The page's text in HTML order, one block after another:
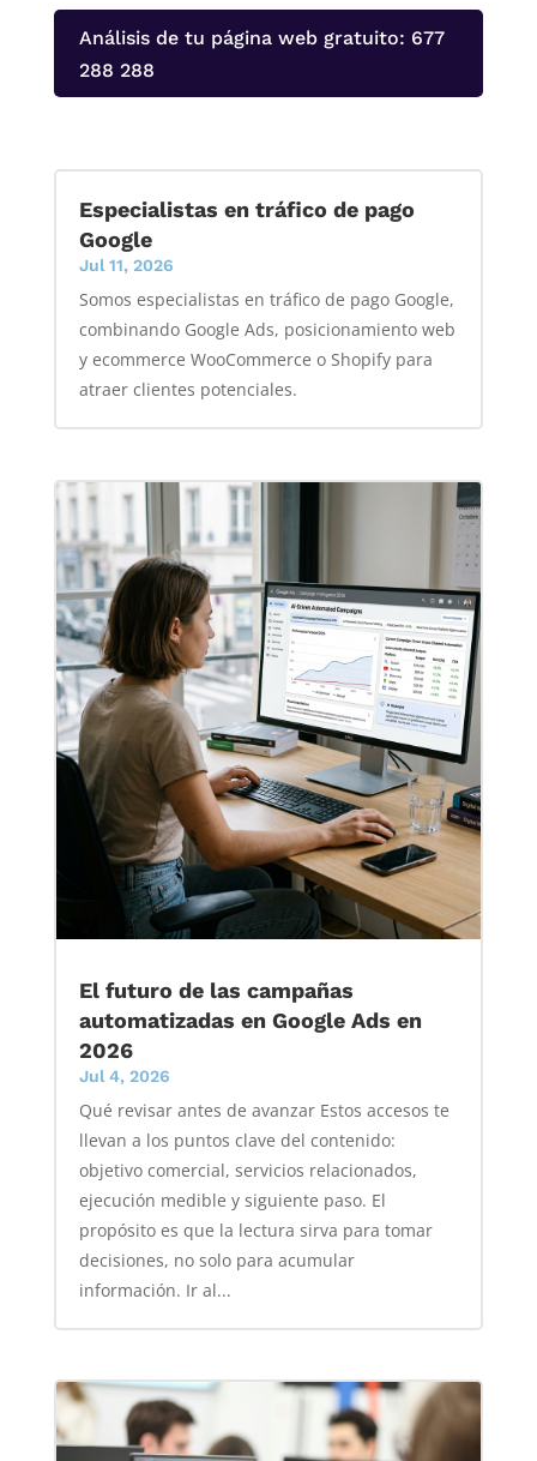
Análisis de tu página web gratuito: 677
288 288
Especialistas en tráfico de pago
Google
Jul 11, 2026
Somos especialistas en tráfico de pago Google,
combinando Google Ads, posicionamiento web
y ecommerce WooCommerce o Shopify para
atraer clientes potenciales.
El futuro de las campañas
automatizadas en Google Ads en
2026
Jul 4, 2026
Qué revisar antes de avanzar Estos accesos te
llevan a los puntos clave del contenido:
objetivo comercial, servicios relacionados,
ejecución medible y siguiente paso. El
propósito es que la lectura sirva para tomar
decisiones, no solo para acumular
información. Ir al...